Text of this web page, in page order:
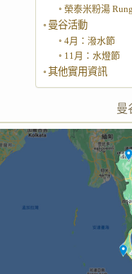
榮泰米粉湯
曼谷活動
4月：潑水節
11月：水燈節
其他實用資訊
曼